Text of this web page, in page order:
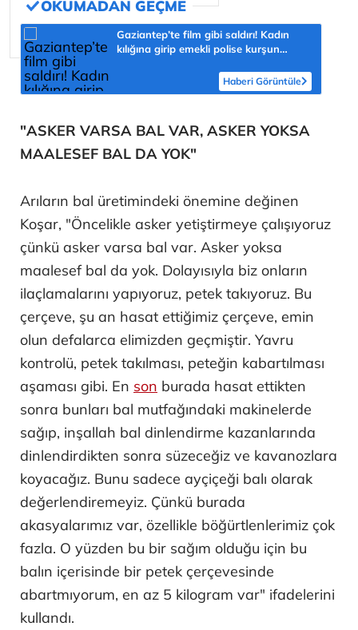
Gaziantep’te film gibi saldırı! Kadın
kılığına girip emekli polise kurşun
Haberi Görüntüle
"ASKER VARSA BAL VAR, ASKER YOKSA
MAALESEF BAL DA YOK"
Arıların bal üretimindeki önemine değinen
Koşar, "Öncelikle asker yetiştirmeye çalışıyoruz
çünkü asker varsa bal var. Asker yoksa
maalesef bal da yok. Dolayısıyla biz onların
ilaçlamalarını yapıyoruz, petek takıyoruz. Bu
çerçeve, şu an hasat ettiğimiz çerçeve, emin
olun defalarca elimizden geçmiştir. Yavru
kontrolü, petek takılması, peteğin kabartılması
aşaması gibi. En son burada hasat ettikten
sonra bunları bal mutfağındaki makinelerde
sağıp, inşallah bal dinlendirme kazanlarında
dinlendirdikten sonra süzeceğiz ve kavanozlara
koyacağız. Bunu sadece ayçiçeği balı olarak
değerlendiremeyiz. Çünkü burada
akasyalarımız var, özellikle böğürtlenlerimiz çok
fazla. O yüzden bu bir sağım olduğu için bu
balın içerisinde bir petek çerçevesinde
abartmıyorum, en az 5 kilogram var" ifadelerini
kullandı.